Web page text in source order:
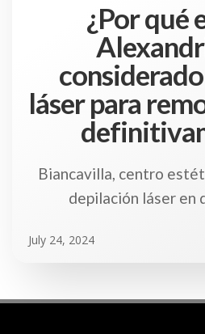
¿Por qué
láser para
Biancavilla, centro
depilación láser en
July 24, 2024